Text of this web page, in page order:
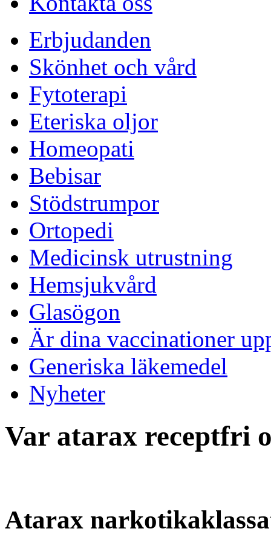
Erbjudanden
Skönhet och vård
Fytoterapi
Eteriska oljor
Homeopati
Bebisar
Stödstrumpor
Ortopedi
Medicinsk utrustning
Hemsjukvård
Glasögon
Är dina vaccinationer
Generiska läkemedel
Nyheter
Var atarax receptfri
Atarax